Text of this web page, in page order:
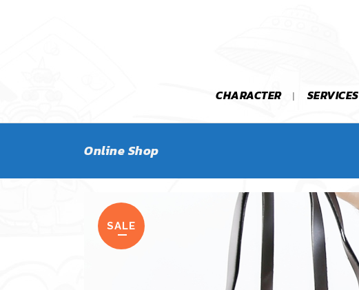
CHARACTER SERVICES
Online Shop
SALE